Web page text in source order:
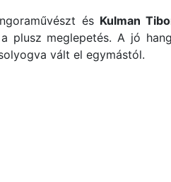
és Kulman
meglepetés. A jó
vált el egymástól.